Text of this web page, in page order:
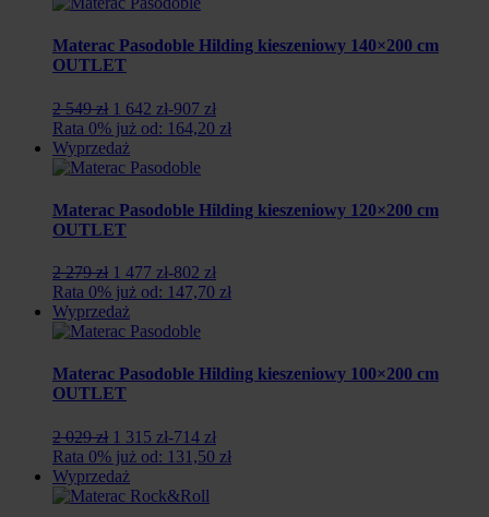
Materac Pasodoble Hilding kieszeniowy 140×200 cm
OUTLET
2 549 zł Pierwotna
cena
wynosiła:
2
zł.
1 642 złAktualna
cena
1
zł.
-907 zł
Rata 0% już od: 164,20 zł
Wyprzedaż
Materac Pasodoble Hilding kieszeniowy 120×200 cm
OUTLET
2 279 zł Pierwotna
cena
wynosiła:
2
zł.
1 477 złAktualna
cena
1
zł.
-802 zł
Rata 0% już od: 147,70 zł
Wyprzedaż
Materac Pasodoble Hilding kieszeniowy 100×200 cm
OUTLET
2 029 zł Pierwotna
cena
wynosiła:
2
1 315 złAktualna
cena
1
-714 zł
Rata 0% już od: 131,50 zł
Wyprzedaż